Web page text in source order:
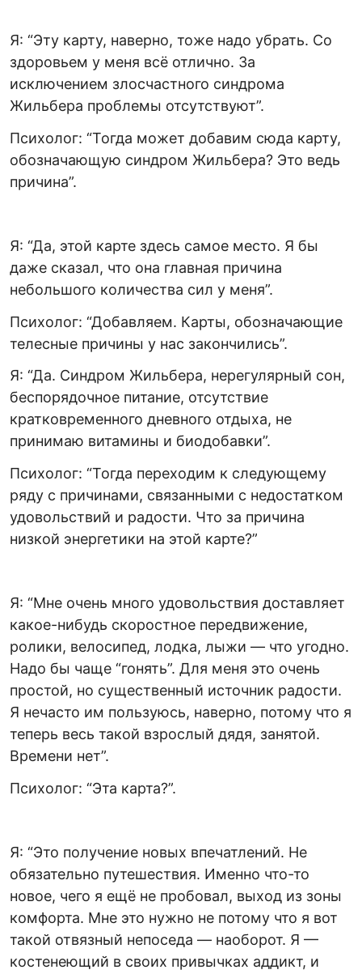
Я: “Эту карту, наверно, тоже надо убрать. Со
здоровьем у меня всё отлично. За
исключением злосчастного синдрома
Жильбера проблемы отсутствуют”.
Психолог: “Тогда может добавим сюда карту,
обозначающую синдром Жильбера? Это ведь
причина”.
Я: “Да, этой карте здесь самое место. Я бы
даже сказал, что она главная причина
небольшого количества сил у меня”.
Психолог: “Добавляем. Карты, обозначающие
телесные причины у нас закончились”.
Я: “Да. Синдром Жильбера, нерегулярный сон,
беспорядочное питание, отсутствие
кратковременного дневного отдыха, не
принимаю витамины и биодобавки”.
Психолог: “Тогда переходим к следующему
ряду с причинами, связанными с недостатком
удовольствий и радости. Что за причина
низкой энергетики на этой карте?”
Я: “Мне очень много удовольствия доставляет
какое-нибудь скоростное передвижение,
ролики, велосипед, лодка, лыжи — что угодно.
Надо бы чаще “гонять”. Для меня это очень
простой, но существенный источник радости.
Я нечасто им пользуюсь, наверно, потому что я
теперь весь такой взрослый дядя, занятой.
Времени нет”.
Психолог: “Эта карта?”.
Я: “Это получение новых впечатлений. Не
обязательно путешествия. Именно что-то
новое, чего я ещё не пробовал, выход из зоны
комфорта. Мне это нужно не потому что я вот
такой отвязный непоседа — наоборот. Я —
костенеющий в своих привычках аддикт, и